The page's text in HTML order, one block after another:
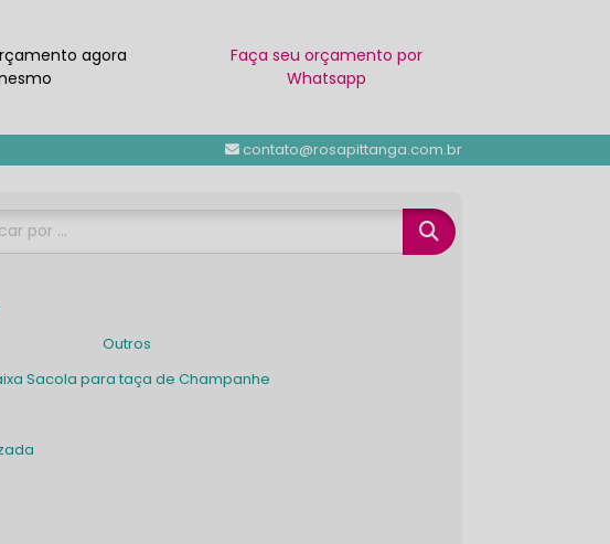
agora
Faça seu orçamento por
Whatsapp
contato@rosapittanga.com.br
Outros
Sacola para taça de Champanhe